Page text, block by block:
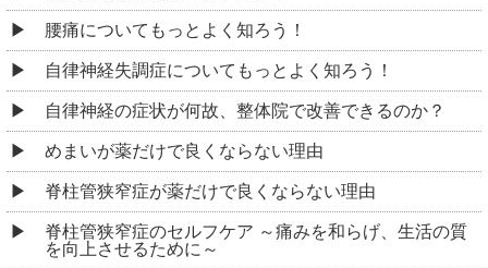
腰痛についてもっとよく知ろう！
自律神経失調症についてもっとよく知ろう！
自律神経の症状が何故、整体院で改善できるのか？
めまいが薬だけで良くならない理由
脊柱管狭窄症が薬だけで良くならない理由
脊柱管狭窄症のセルフケア ～痛みを和らげ、生活の質
を向上させるために～